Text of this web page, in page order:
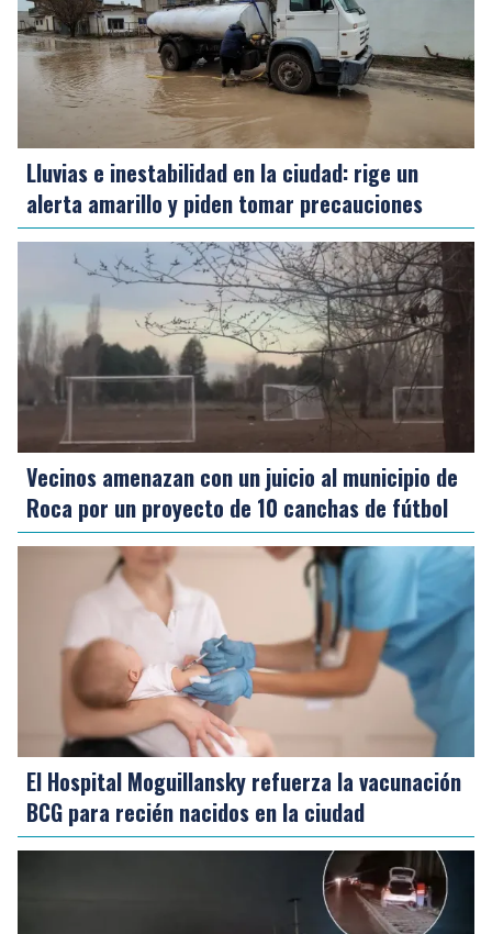
Lluvias e inestabilidad en la ciudad: rige un
alerta amarillo y piden tomar precauciones
Vecinos amenazan con un juicio al municipio de
Roca por un proyecto de 10 canchas de fútbol
El Hospital Moguillansky refuerza la vacunación
BCG para recién nacidos en la ciudad